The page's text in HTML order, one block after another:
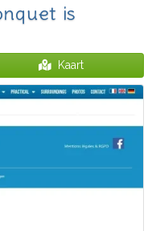
is
Kaart